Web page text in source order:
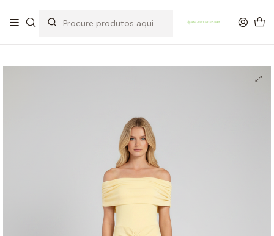
OFERTA DE PORTES DE ENVIO em compras para Portugal superiores a
80€ de artigos sem promoção